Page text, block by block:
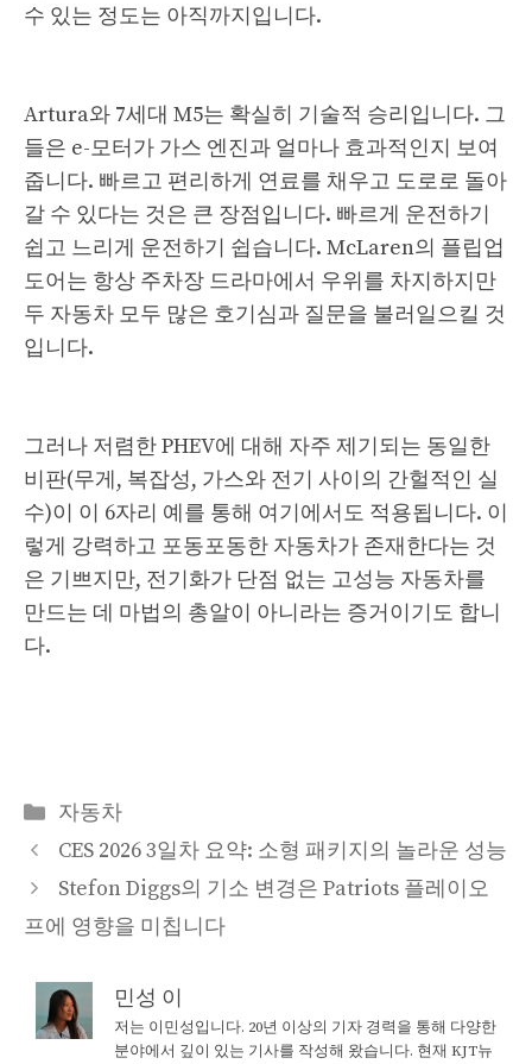
수 있는 정도는 아직까지입니다.
Artura와 7세대 M5는 확실히 기술적 승리입니다. 그
들은 e-모터가 가스 엔진과 얼마나 효과적인지 보여
줍니다. 빠르고 편리하게 연료를 채우고 도로로 돌아
갈 수 있다는 것은 큰 장점입니다. 빠르게 운전하기
쉽고 느리게 운전하기 쉽습니다. McLaren의 플립업
도어는 항상 주차장 드라마에서 우위를 차지하지만
두 자동차 모두 많은 호기심과 질문을 불러일으킬 것
입니다.
그러나 저렴한 PHEV에 대해 자주 제기되는 동일한
비판(무게, 복잡성, 가스와 전기 사이의 간헐적인 실
수)이 이 6자리 예를 통해 여기에서도 적용됩니다. 이
렇게 강력하고 포동포동한 자동차가 존재한다는 것
은 기쁘지만, 전기화가 단점 없는 고성능 자동차를
만드는 데 마법의 총알이 아니라는 증거이기도 합니
다.
Categories
자동차
CES 2026 3일차 요약: 소형 패키지의 놀라운 성능
Stefon Diggs의 기소 변경은 Patriots 플레이오
프에 영향을 미칩니다
민성 이
저는 이민성입니다. 20년 이상의 기자 경력을 통해 다양한
분야에서 깊이 있는 기사를 작성해 왔습니다. 현재 KJT뉴